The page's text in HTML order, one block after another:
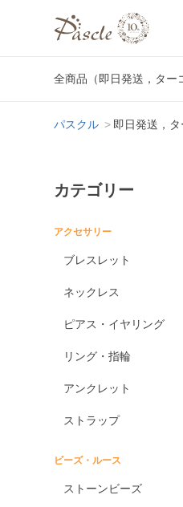
全商品（即日発送，ター
パスクル 即日発送，
カテゴリー
アクセサリー
ブレスレット
ネックレス
ピアス・イヤリング
リング・指輪
アンクレット
ストラップ
ビーズ・ルース
ストーンビーズ